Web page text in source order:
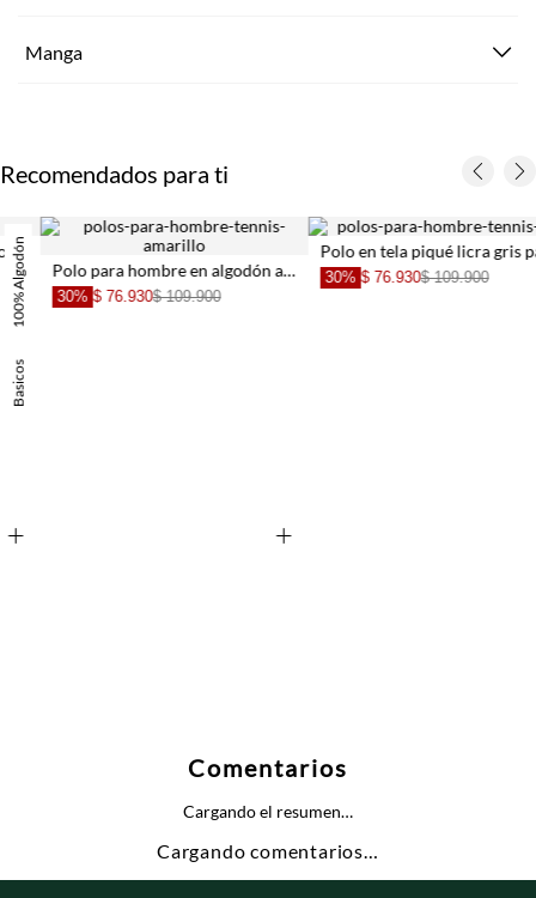
Manga
Recomendados para ti
Polo para hombre en algodón amarillo pastel fit clásico con logo minimal
30% $ 76.930$ 109.900
Polo en tela piqué licra gris para hombre
30% $ 76.930$ 109.900
Comentarios
Cargando el resumen…
Cargando comentarios…